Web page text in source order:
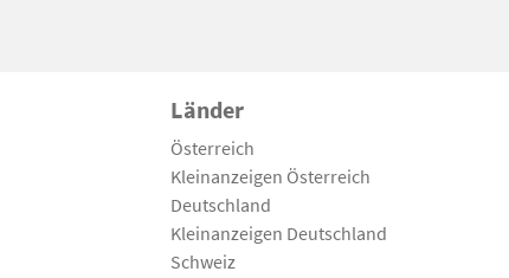
Länder
Österreich
Kleinanzeigen Österreich
Deutschland
Kleinanzeigen Deutschland
Schweiz